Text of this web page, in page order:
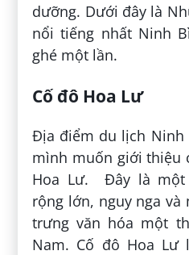
dưỡng. Dưới đây là
nổi tiếng nhất Ninh
ghé một lần.
Cố đô Hoa Lư
Địa điểm du lịch Ninh
mình muốn giới thiệu
Hoa Lư. Đây là một
rộng lớn, nguy nga và
trưng văn hóa một
Nam. Cố đô Hoa Lư